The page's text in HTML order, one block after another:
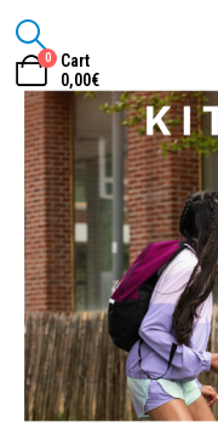
0
Cart
0,00€